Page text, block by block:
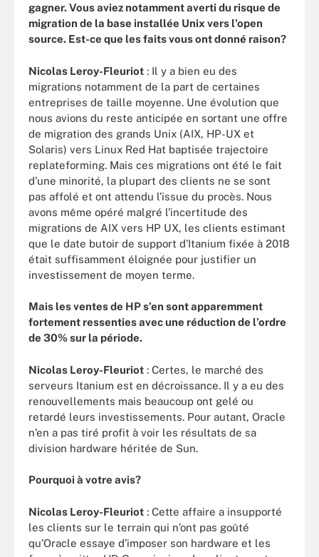
gagner. Vous aviez notamment averti du risque de
migration de la base installée Unix vers l’open
source. Est-ce que les faits vous ont donné raison?
Nicolas Leroy-Fleuriot : Il y a bien eu des
migrations notamment de la part de certaines
entreprises de taille moyenne. Une évolution que
nous avions du reste anticipée en sortant une offre
de migration des grands Unix (AIX, HP-UX et
Solaris) vers Linux Red Hat baptisée trajectoire
replateforming. Mais ces migrations ont été le fait
d’une minorité, la plupart des clients ne se sont
pas affolé et ont attendu l’issue du procès. Nous
avons même opéré malgré l’incertitude des
migrations de AIX vers HP UX, les clients estimant
que le date butoir de support d’Itanium fixée à 2018
était suffisamment éloignée pour justifier un
investissement de moyen terme.
Mais les ventes de HP s’en sont apparemment
fortement ressenties avec une réduction de l’ordre
de 30% sur la période.
Nicolas Leroy-Fleuriot : Certes, le marché des
serveurs Itanium est en décroissance. Il y a eu des
renouvellements mais beaucoup ont gelé ou
retardé leurs investissements. Pour autant, Oracle
n’en a pas tiré profit à voir les résultats de sa
division hardware héritée de Sun.
Pourquoi à votre avis?
Nicolas Leroy-Fleuriot : Cette affaire a insupporté
les clients sur le terrain qui n’ont pas goûté
qu’Oracle essaye d’imposer son hardware et les